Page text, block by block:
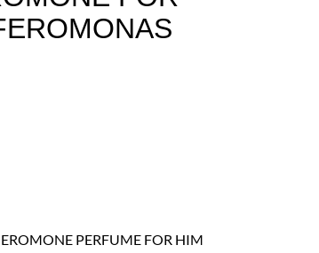
PERFUME FOR HIM